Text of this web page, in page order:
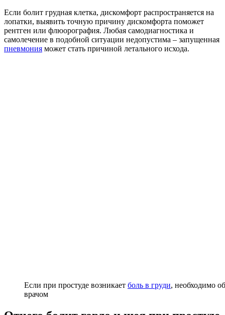
Если болит грудная клетка, дискомфорт распространяется на
лопатки, выявить точную причину дискомфорта поможет
рентген или флюорография. Любая самодиагностика и
самолечение в подобной ситуации недопустима – запущенная
пневмония может стать причиной летального исхода.
Если при простуде возникает боль в груди, необходимо
врачом